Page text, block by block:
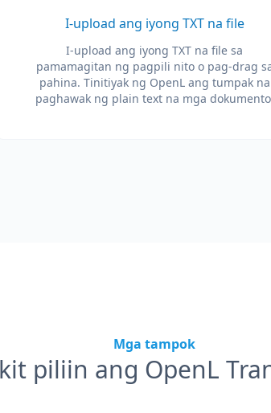
I-upload ang iyong TXT na file
I-upload ang iyong TXT na file sa
pamamagitan ng pagpili nito o pag-drag
pahina. Tinitiyak ng OpenL ang tumpak na
paghawak ng plain text na mga
Mga tampok
piliin ang OpenL